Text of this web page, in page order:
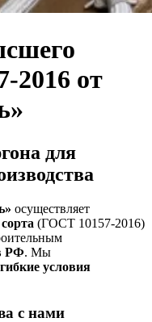
2016 от
для
осуществляет
(ГОСТ 10157-2016)
РФ. Мы
гибкие условия
с нами